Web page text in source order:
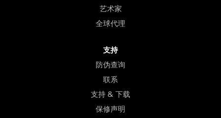
艺术家
全球代理
支持
防伪查询
联系
支持 & 下载
保修声明